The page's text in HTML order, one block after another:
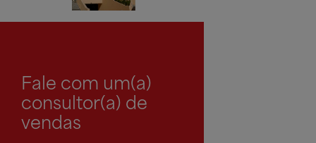
Fale com um(a)
consultor(a) de
vendas